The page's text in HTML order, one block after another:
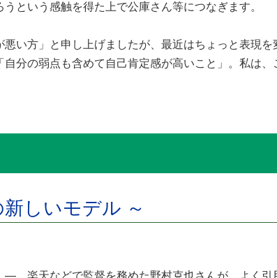
という感触を得た上で公庫さん等につなぎます。
い方」と申し上げましたが、最近はちょっと表現
分の弱点も含めて自己肯定感が高いこと」。私は
しいモデル ～
。楽天などで監督を務めた野村克也さんが、よく引